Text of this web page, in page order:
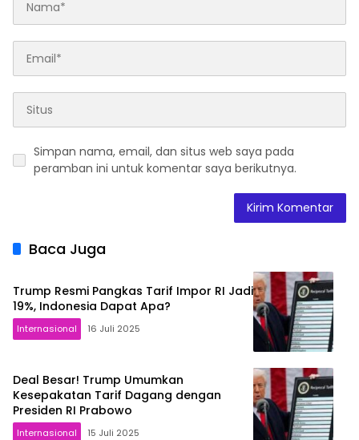
Simpan nama, email, dan situs web saya pada
peramban ini untuk komentar saya berikutnya.
Baca Juga
Trump Resmi Pangkas Tarif Impor RI Jadi
19%, Indonesia Dapat Apa?
Internasional 16 Juli 2025
Deal Besar! Trump Umumkan
Kesepakatan Tarif Dagang dengan
Presiden RI Prabowo
Internasional 15 Juli 2025